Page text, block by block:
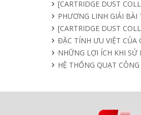
[CARTRIDGE DUST
PHƯƠNG LINH GIẢI BÀI
[CARTRIDGE DUST
ĐẶC TÍNH ƯU VIỆT
NHỮNG LỢI ÍCH KHI
HỆ THỐNG QUẠT